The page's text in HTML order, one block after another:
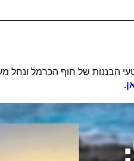
שטח ברחבי יער עופר, בין מטעי הבננות של חוף